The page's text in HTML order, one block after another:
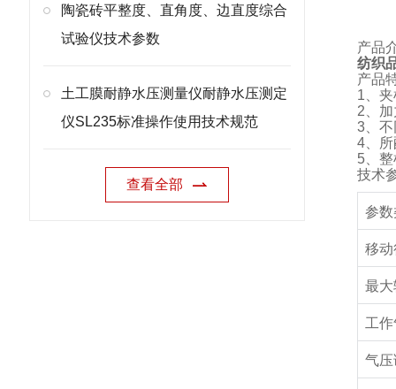
陶瓷砖平整度、直角度、边直度综合
试验仪技术参数
土工膜耐静水压测量仪耐静水压测定
仪SL235标准操作使用技术规范
查看全部
产品
纺织
产品
1 、
2 、
3 、
4 、
5 、
技术
参
移
最
工
气